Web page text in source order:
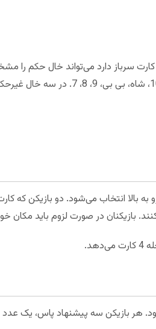
سرباز دارد می‌تواند خال حکم را
بالا انتخاب می‌شود. دو بازیکن که
بازیکنان در صورت لزوم باید مکان
بازیکن سه پیشنهاد پاس، یک عدد یا